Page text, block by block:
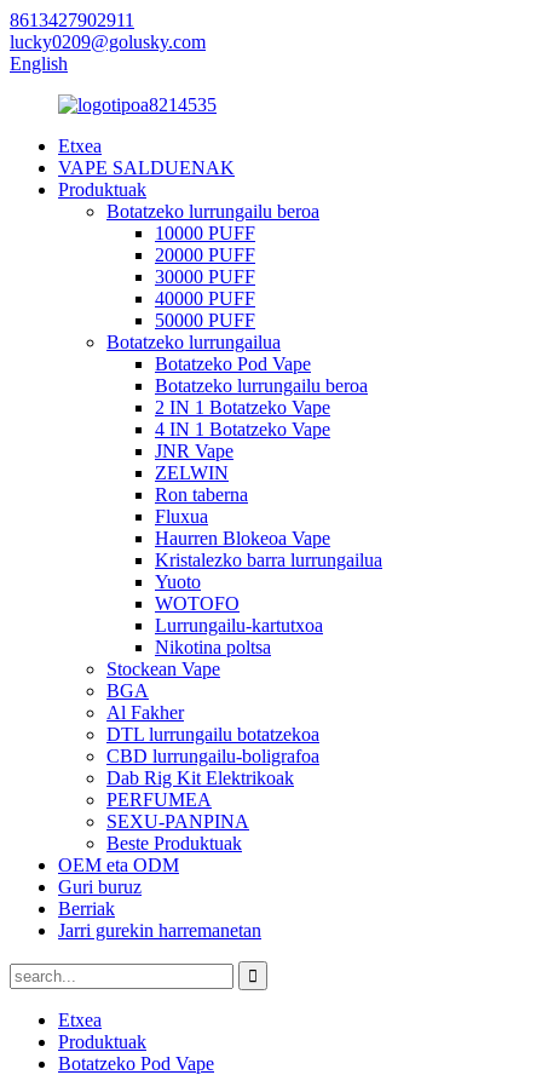
8613427902911
lucky0209@golusky.com
English
Etxea
VAPE SALDUENAK
Produktuak
Botatzeko lurrungailu beroa
10000 PUFF
20000 PUFF
30000 PUFF
40000 PUFF
50000 PUFF
Botatzeko lurrungailua
Botatzeko Pod Vape
Botatzeko lurrungailu beroa
2 IN 1 Botatzeko Vape
4 IN 1 Botatzeko Vape
JNR Vape
ZELWIN
Ron taberna
Fluxua
Haurren Blokeoa Vape
Kristalezko barra lurrungailua
Yuoto
WOTOFO
Lurrungailu-kartutxoa
Nikotina poltsa
Stockean Vape
BGA
Al Fakher
DTL lurrungailu botatzekoa
CBD lurrungailu-boligrafoa
Dab Rig Kit Elektrikoak
PERFUMEA
SEXU-PANPINA
Beste Produktuak
OEM eta ODM
Guri buruz
Berriak
Jarri gurekin harremanetan
Etxea
Produktuak
Botatzeko Pod Vape